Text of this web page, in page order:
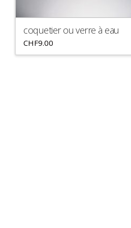
coquetier ou verre à eau
CHF9.00